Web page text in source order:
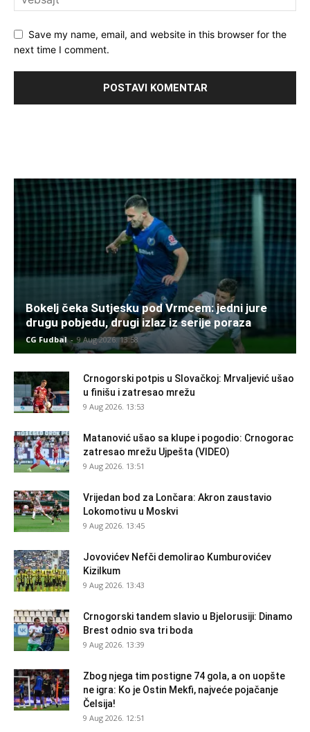
Save my name, email, and website in this browser for the
next time I comment.
Bokelj čeka Sutjesku pod Vrmcem: jedni jure
drugu pobjedu, drugi izlaz iz serije poraza
CG Fudbal - 9 Aug 2026. 13:58
Crnogorski potpis u Slovačkoj: Mrvaljević ušao
u finišu i zatresao mrežu
9 Aug 2026. 13:53
Matanović ušao sa klupe i pogodio: Crnogorac
zatresao mrežu Ujpešta (VIDEO)
9 Aug 2026. 13:51
Vrijedan bod za Lončara: Akron zaustavio
Lokomotivu u Moskvi
9 Aug 2026. 13:45
Jovovićev Nefči demolirao Kumburovićev
Kizilkum
9 Aug 2026. 13:43
Crnogorski tandem slavio u Bjelorusiji: Dinamo
Brest odnio sva tri boda
9 Aug 2026. 13:39
Zbog njega tim postigne 74 gola, a on uopšte
ne igra: Ko je Ostin Mekfi, najveće pojačanje
Čelsija!
9 Aug 2026. 12:51